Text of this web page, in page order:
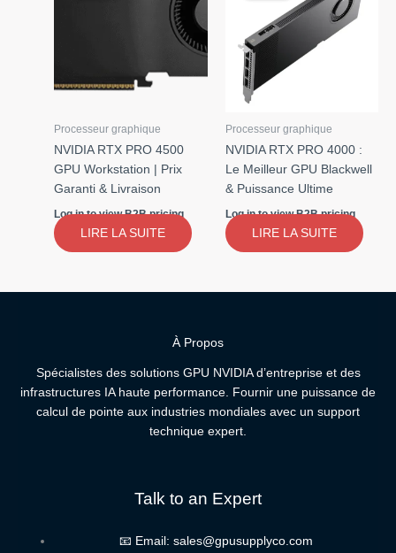
Processeur graphique
NVIDIA RTX PRO 4500
GPU Workstation | Prix
Garanti & Livraison
Log in to view B2B pricing
LIRE LA SUITE
Processeur graphique
NVIDIA RTX PRO 4000 :
Le Meilleur GPU Blackwell
& Puissance Ultime
Log in to view B2B pricing
LIRE LA SUITE
À Propos
Spécialistes des solutions GPU NVIDIA d’entreprise et des
infrastructures IA haute performance. Fournir une puissance de
calcul de pointe aux industries mondiales avec un support
technique expert.
Talk to an Expert
📧 Email: sales@gpusupplyco.com